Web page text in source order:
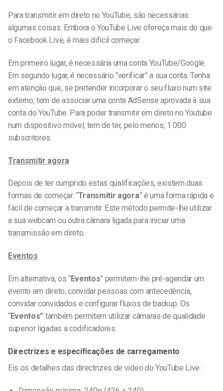
Para transmitir em direto no YouTube, são necessárias
algumas coisas. Embora o YouTube Live ofereça mais do que
o Facebook Live, é mais difícil começar.
Em primeiro lugar, é necessária uma conta YouTube/Google.
Em segundo lugar, é necessário “verificar” a sua conta. Tenha
em atenção que, se pretender incorporar o seu fluxo num site
externo, tem de associar uma conta AdSense aprovada à sua
conta do YouTube. Para poder transmitir em direto no Youtube
num dispositivo móvel, tem de ter, pelo menos, 1 000
subscritores.
Transmitir agora
Depois de ter cumprido estas qualificações, existem duas
formas de começar. “Transmitir agora” é uma forma rápida e
fácil de começar a transmitir. Este método permite-lhe utilizar
a sua webcam ou outra câmara ligada para iniciar uma
transmissão em direto.
Eventos
Em alternativa, os “Eventos” permitem-lhe pré-agendar um
evento em direto, convidar pessoas com antecedência,
convidar convidados e configurar fluxos de backup. Os
“Eventos” também permitem utilizar câmaras de qualidade
superior ligadas a codificadores.
Directrizes e especificações de carregamento
Eis os detalhes das directrizes de vídeo do YouTube Live: